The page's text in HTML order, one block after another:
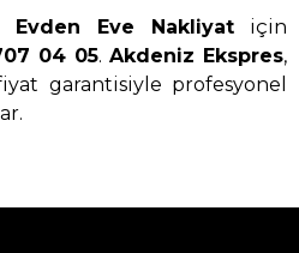
Evden Eve Nakliyat için
04 05. Akdeniz Ekspres,
garantisiyle profesyonel